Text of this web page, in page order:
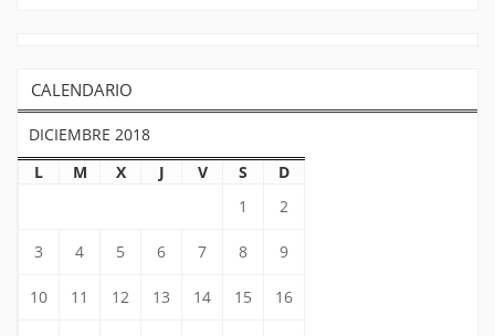
CALENDARIO
DICIEMBRE 2018
L
M X J V S
D
1
2
3 4 5 6 7 8 9
10 11 12 13 14 15 16